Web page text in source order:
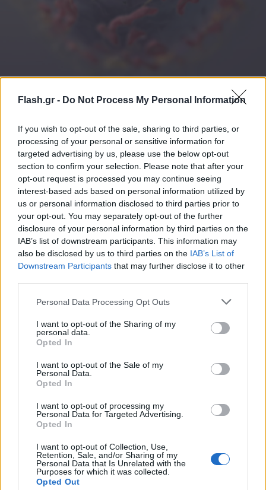
Flash.gr - Do Not Process My Personal Information
If you wish to opt-out of the sale, sharing to third parties, or
processing of your personal or sensitive information for
targeted advertising by us, please use the below opt-out
section to confirm your selection. Please note that after your
opt-out request is processed you may continue seeing
interest-based ads based on personal information utilized by
us or personal information disclosed to third parties prior to
your opt-out. You may separately opt-out of the further
disclosure of your personal information by third parties on the
IAB’s list of downstream participants. This information may
also be disclosed by us to third parties on the IAB’s List of
Downstream Participants that may further disclose it to other
Please note that this website/app uses one or more Google
not limited to your visit or usage behaviour. You may click to
grant or deny consent to Google and its third-party tags to
use your data for below specified purposes in below Google
consent section.
Personal Data Processing Opt Outs
I want to opt-out of the Sharing of my
personal data.
Opted In
I want to opt-out of the Sale of my
Personal Data.
Opted In
I want to opt-out of processing my
Personal Data for Targeted Advertising.
Opted In
I want to opt-out of Collection, Use,
Retention, Sale, and/or Sharing of my
Personal Data that Is Unrelated with the
Purposes for which it was collected.
Opted Out
Γιατί μπορεί να συμβαίνει αυτό;
Η σχέση ανάμεσα στην παχυσαρκία και τον καρκίνο
του μαστού είναι γνωστή εδώ και χρόνια, ιδιαίτερα
μετά την εμμηνόπαυση.
Το αυξημένο σωματικό βάρος συνδέεται με
ορμονικές μεταβολές, μεταβολικές διαταραχές και
χρόνια φλεγμονή, παράγοντες που μπορούν να
ευνοήσουν την ανάπτυξη κακοήθειας.
Τα φάρμακα GLP-1 συμβάλλουν στην απώλεια
βάρους, αλλά φαίνεται ότι η δράση τους δεν
περιορίζεται μόνο στη ζυγαριά.
Ο ρόλος της φλεγμονής
Ένα από τα πιο ενδιαφέροντα σημεία της έρευνας
αφορά τη χρόνια χαμηλού βαθμού φλεγμονή, μια
κατάσταση που οι επιστήμονες θεωρούν ότι μπορεί
να συμμετέχει στην ανάπτυξη πολλών μορφών
καρκίνου.